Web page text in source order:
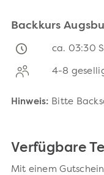
Backkurs
ca. 03:30
4-8
Hinweis: Bitte
Verfügbare
Mit einem